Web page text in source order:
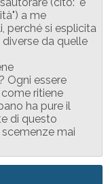
a me
perché si esplicita
da quelle
Ogni essere
ritiene
ha pure il
di questo
mai